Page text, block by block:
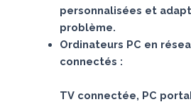
personnalisées et
problème.
Ordinateurs PC en
connectés :
TV connectée, PC